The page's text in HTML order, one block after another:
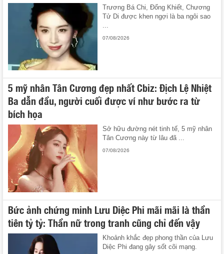
Trương Bá Chi, Đổng Khiết, Chương
Tử Di được khen ngợi là ba ngôi sao
07/08/2026
5 mỹ nhân Tân Cương đẹp nhất Cbiz: Địch Lệ Nhiệt
Ba dẫn đầu, người cuối được ví như bước ra từ
bích họa
Sở hữu đường nét tinh tế, 5 mỹ nhân
Tân Cương này từ lâu đã ...
07/08/2026
Bức ảnh chứng minh Lưu Diệc Phi mãi mãi là thần
tiên tỷ tỷ: Thần nữ trong tranh cũng chỉ đến vậy
Khoảnh khắc đẹp phong thần của Lưu
Diệc Phi đang gây sốt cõi mạng.